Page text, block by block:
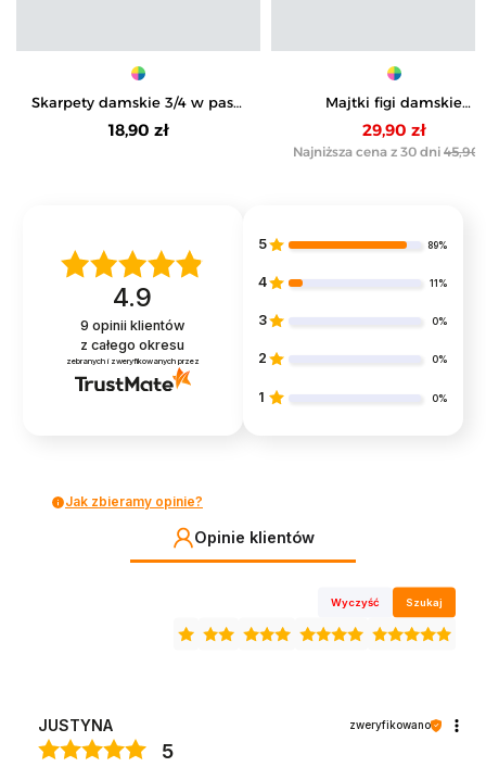
Skarpety damskie 3/4 w paski
3-pak
18,90 zł
Majtki figi damskie
bawełniane z koronkową
wstawką 4-pak
29,90 zł
Najniższa cena z 30 dni 45,90
4.9
9 opinii klientów
z całego okresu
zebranych i zweryfikowanych przez
5 89%
4 11%
3 0%
2 0%
1 0%
Jak zbieramy opinie?
Opinie klientów
Wyczyść Szukaj
JUSTYNA zweryfikowano
5